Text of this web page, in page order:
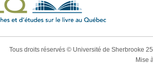
Tous droits réservés © Université de Sherbrooke
Mise